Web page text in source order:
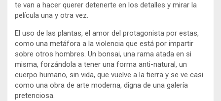
te van a hacer querer detenerte en los detalles y mirar la
película una y otra vez.
El uso de las plantas, el amor del protagonista por estas,
como una metáfora a la violencia que está por impartir
sobre otros hombres. Un bonsai, una rama atada en si
misma, forzándola a tener una forma anti-natural, un
cuerpo humano, sin vida, que vuelve a la tierra y se ve casi
como una obra de arte moderna, digna de una galería
pretenciosa.